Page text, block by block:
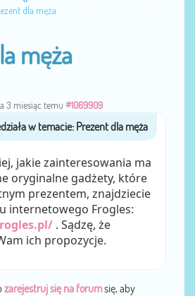
dla męża
męża
3 miesiąc temu #1069909
KarolineCZ
jakie zainteresowania ma
oryginalne gadżety, które
prezentem, znajdziecie
internetowego Frogles:
. Sądzę, że
ich propozycje.
zarejestruj się na forumsię, aby